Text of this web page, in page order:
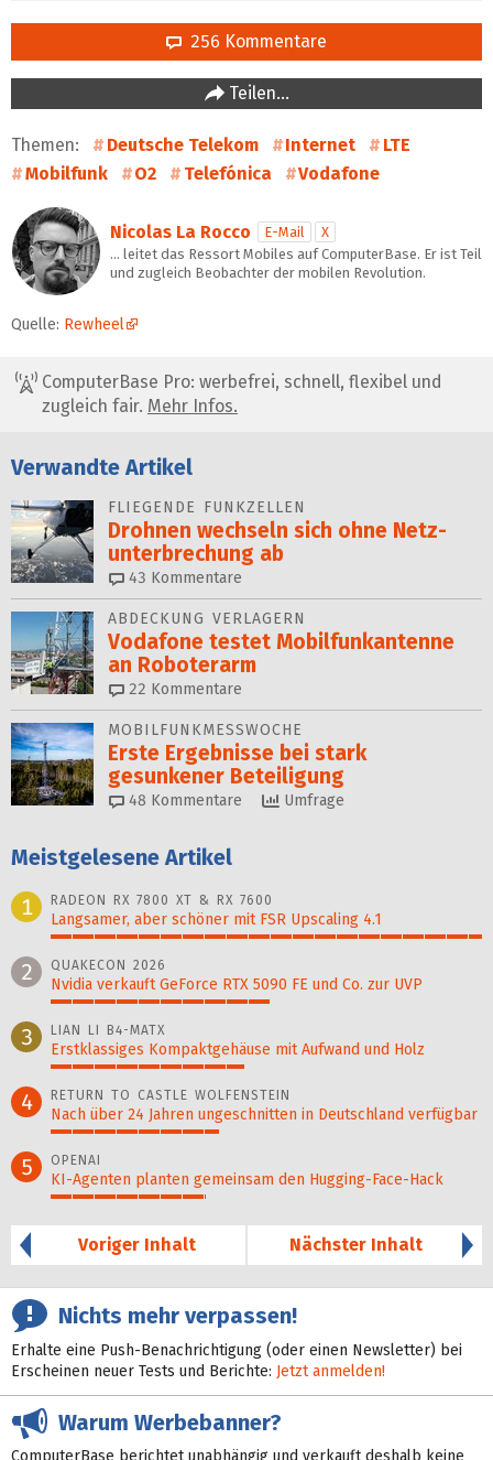
256 Kommentare
Teilen…
Themen: Deutsche Telekom Internet
LTE
Mobilfunk
O2 Telefónica Vodafone
Nicolas La Rocco E-Mail
X
… leitet das Ressort Mobiles auf ComputerBase. Er ist Teil
und zugleich Beobachter der mobilen Revolution.
Quelle: Rewheel
ComputerBase Pro: werbefrei, schnell, flexibel und
zugleich fair. Mehr Infos.
Verwandte Artikel
FLIEGENDE FUNKZELLEN
Drohnen wechseln sich ohne Netz­
unter­brechung ab
43 Kommentare
ABDECKUNG VERLAGERN
Vodafone testet Mobilfunk­antenne
an Roboterarm
22 Kommentare
MOBILFUNKMESSWOCHE
Erste Ergebnisse bei stark
gesunkener Beteiligung
48 Kommentare Umfrage
Meistgelesene Artikel
1
RADEON RX 7800 XT & RX 7600
Langsamer, aber schöner mit FSR Upscaling 4.1
2 QUAKECON 2026
Nvidia verkauft GeForce RTX 5090 FE und Co. zur UVP
3 LIAN LI B4-MATX
Erstklassiges Kompaktgehäuse mit Aufwand und Holz
4 RETURN TO CASTLE WOLFENSTEIN
Nach über 24 Jahren ungeschnitten in Deutschland verfügbar
5 OPENAI
KI-Agenten planten gemein­sam den Hugging-Face-Hack
Voriger Inhalt
Nächster Inhalt
Nichts mehr verpassen!
Erhalte eine Push-Benachrichtigung (oder einen Newsletter) bei
Erscheinen neuer Tests und Berichte: Jetzt anmelden!
Warum Werbebanner?
ComputerBase berichtet unabhängig und verkauft deshalb keine